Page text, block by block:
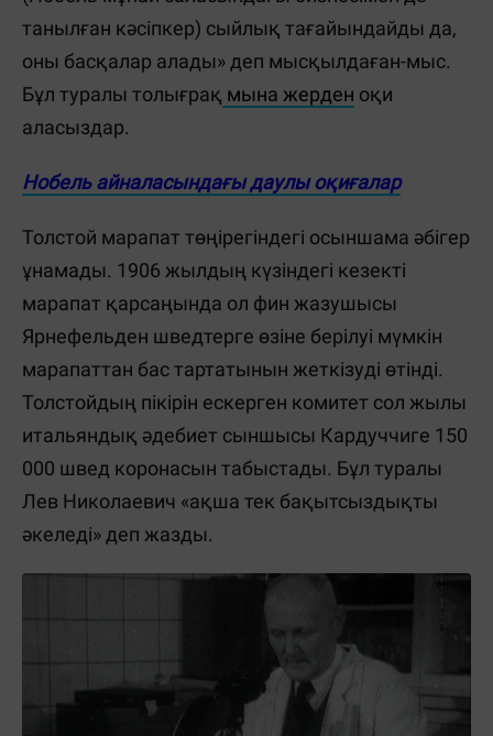
танылған кәсіпкер) сыйлық тағайындайды да,
оны басқалар алады» деп мысқылдаған-мыс.
Бұл туралы толығрақ мына жерден оқи
аласыздар.
Нобель айналасындағы даулы оқиғалар
Толстой марапат төңірегіндегі осыншама әбігер
ұнамады. 1906 жылдың күзіндегі кезекті
марапат қарсаңында ол фин жазушысы
Ярнефельден шведтерге өзіне берілуі мүмкін
марапаттан бас тартатынын жеткізуді өтінді.
Толстойдың пікірін ескерген комитет сол жылы
итальяндық әдебиет сыншысы Кардуччиге 150
000 швед коронасын табыстады. Бұл туралы
Лев Николаевич «ақша тек бақытсыздықты
әкеледі» деп жазды.